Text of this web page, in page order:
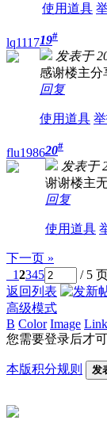
使用道具
lq111719#
发表于
感谢楼主分
回复
使用道具
flu198620#
发表于
谢谢楼主
回复
使用道具
下一页 »
12345 / 5
返回列表
高级模式
B Color Image Link
您需要登录后才
本版积分规则 发